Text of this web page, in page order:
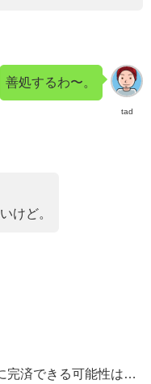
tad
善処するわ〜。
けど。
完済できる可能性は…